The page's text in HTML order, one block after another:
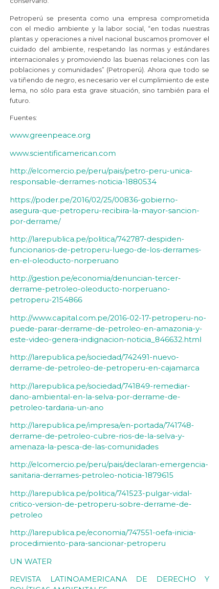
Petroperú se presenta como una empresa comprometida
con el medio ambiente y la labor social, “en todas nuestras
plantas y operaciones a nivel nacional buscamos promover el
cuidado del ambiente, respetando las normas y estándares
internacionales y promoviendo las buenas relaciones con las
poblaciones y comunidades” (Petroperú). Ahora que todo se
va tiñendo de negro, es necesario ver el cumplimiento de este
lema, no sólo para esta grave situación, sino también para el
futuro.
Fuentes:
www.greenpeace.org
www.scientificamerican.com
http://elcomercio.pe/peru/pais/petro-peru-unica-
responsable-derrames-noticia-1880534
https://poder.pe/2016/02/25/00836-gobierno-
asegura-que-petroperu-recibira-la-mayor-sancion-
por-derrame/
http://larepublica.pe/politica/742787-despiden-
funcionarios-de-petroperu-luego-de-los-derrames-
en-el-oleoducto-norperuano
http://gestion.pe/economia/denuncian-tercer-
derrame-petroleo-oleoducto-norperuano-
petroperu-2154866
http://www.capital.com.pe/2016-02-17-petroperu-no-
puede-parar-derrame-de-petroleo-en-amazonia-y-
este-video-genera-indignacion-noticia_846632.html
http://larepublica.pe/sociedad/742491-nuevo-
derrame-de-petroleo-de-petroperu-en-cajamarca
http://larepublica.pe/sociedad/741849-remediar-
dano-ambiental-en-la-selva-por-derrame-de-
petroleo-tardaria-un-ano
http://larepublica.pe/impresa/en-portada/741748-
derrame-de-petroleo-cubre-rios-de-la-selva-y-
amenaza-la-pesca-de-las-comunidades
http://elcomercio.pe/peru/pais/declaran-emergencia-
sanitaria-derrames-petroleo-noticia-1879615
http://larepublica.pe/politica/741523-pulgar-vidal-
critico-version-de-petroperu-sobre-derrame-de-
petroleo
http://larepublica.pe/economia/747551-oefa-inicia-
procedimiento-para-sancionar-petroperu
UN WATER
REVISTA LATINOAMERICANA DE DERECHO Y